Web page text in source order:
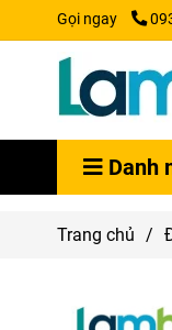
Gọi ngay
Danh
Trang chủ /